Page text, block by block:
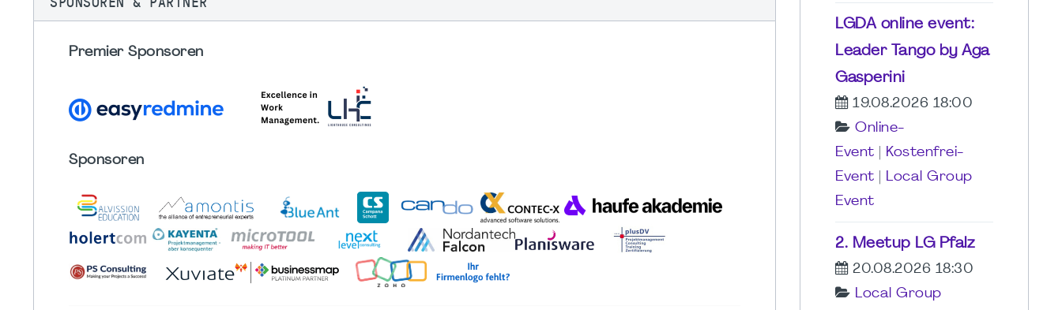
Premier Sponsoren
Sponsoren
LGDA online event:
Leader Tango by Aga
Gasperini
19.08.2026 18:00
Online-
Event
Kostenfrei-
Event
Local Group
Event
2. Meetup LG Pfalz
20.08.2026 18:30
Local Group